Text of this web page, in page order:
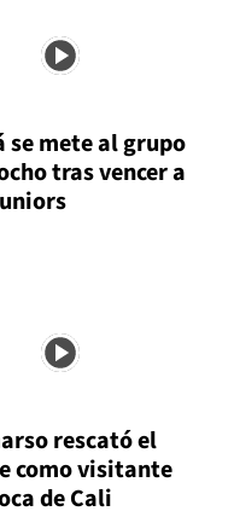
se mete al grupo
tras vencer a
rescató el
como visitante
de Cali